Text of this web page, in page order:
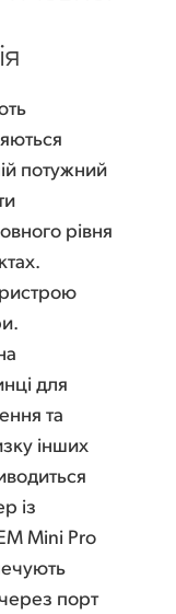
потужний
рівня
для
та
інших
із
Mini Pro
порт